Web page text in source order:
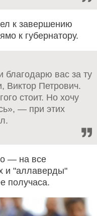
к завершению
к губернатору.
вас за ту
Виктор Петрович.
стоит. Но хочу
— при этих
— на все
и "аллаверды"
получаса.